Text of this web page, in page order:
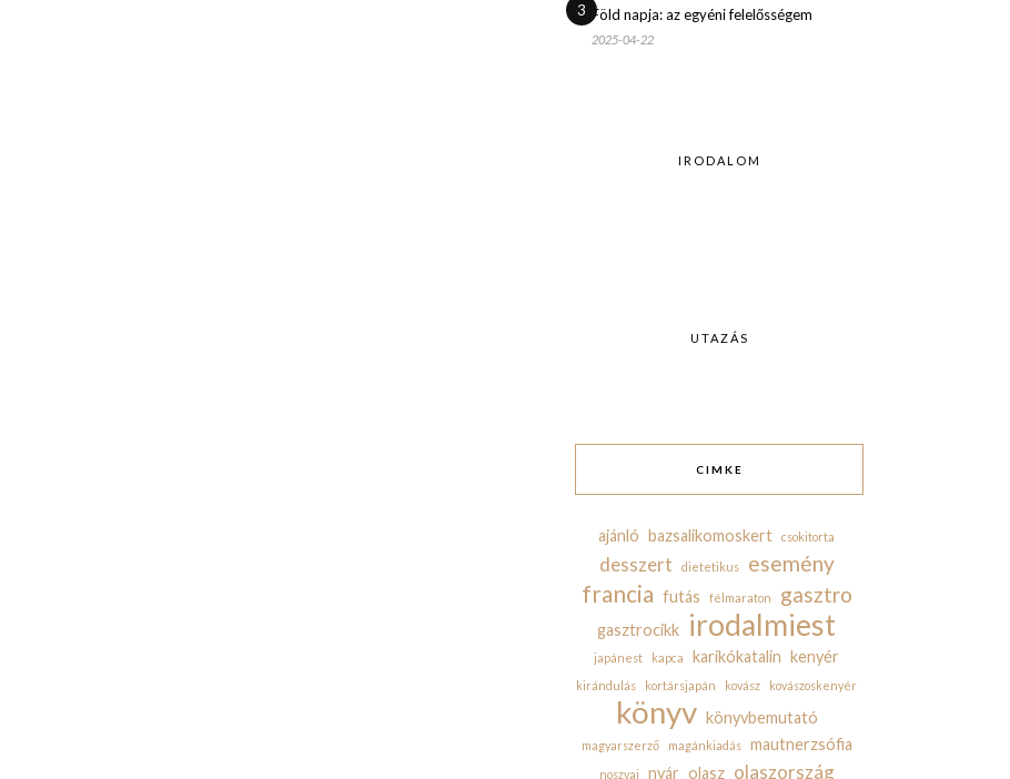
3 Föld napja: az egyéni felelősségem
2025-04-22
IRODALOM
UTAZÁS
CIMKE
ajánló bazsalikomoskert csokitorta
desszert dietetikus esemény
francia futás félmaraton gasztro
gasztrocikk irodalmiest
japánest kapca karikókatalin kenyér
kirándulás kortársjapán kovász kovászoskenyér
könyv könyvbemutató
magyarszerző magánkiadás mautnerzsófia
noszvaj nyár olasz olaszország